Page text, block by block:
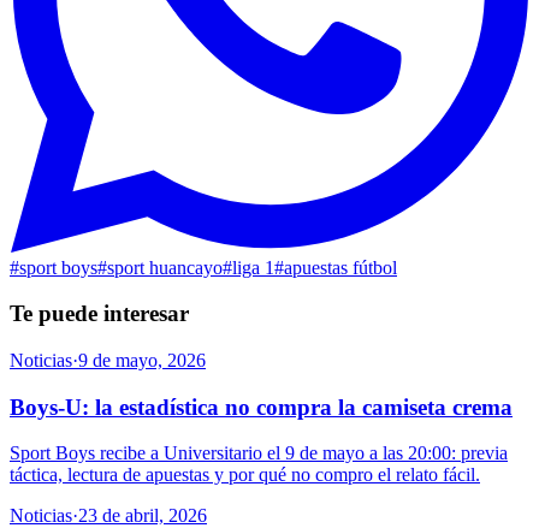
#sport boys#sport huancayo#liga 1#apuestas fútbol
Te puede interesar
Noticias·9 de mayo, 2026
Boys-U: la estadística no compra la camiseta crema
Sport Boys recibe a Universitario el 9 de mayo a las 20:00: previa
táctica, lectura de apuestas y por qué no compro el relato fácil.
Noticias·23 de abril, 2026